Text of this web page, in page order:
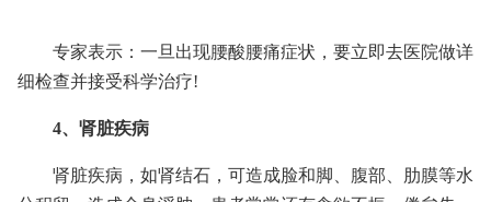
专家表示：一旦出现腰酸腰痛症状，要立即去医院做详
细检查并接受科学治疗!
4、肾脏疾病
肾脏疾病，如肾结石，可造成脸和脚、腹部、肋膜等水